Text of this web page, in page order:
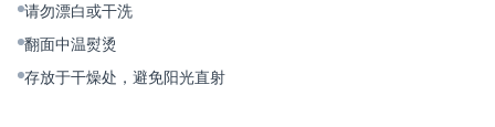
请勿漂白或干洗
翻面中温熨烫
存放于干燥处，避免阳光直射